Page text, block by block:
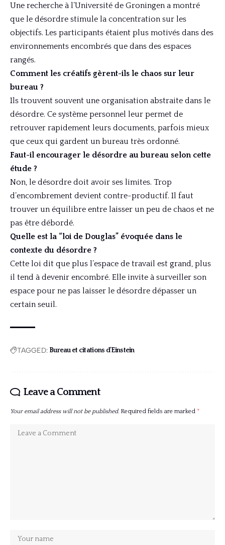
Une recherche à l’Université de Groningen a montré
que le désordre stimule la concentration sur les
objectifs. Les participants étaient plus motivés dans des
environnements encombrés que dans des espaces
rangés.
Comment les créatifs gèrent-ils le chaos sur leur
bureau ?
Ils trouvent souvent une organisation abstraite dans le
désordre. Ce système personnel leur permet de
retrouver rapidement leurs documents, parfois mieux
que ceux qui gardent un bureau très ordonné.
Faut-il encourager le désordre au bureau selon cette
étude ?
Non, le désordre doit avoir ses limites. Trop
d’encombrement devient contre-productif. Il faut
trouver un équilibre entre laisser un peu de chaos et ne
pas être débordé.
Quelle est la “loi de Douglas” évoquée dans le
contexte du désordre ?
Cette loi dit que plus l’espace de travail est grand, plus
il tend à devenir encombré. Elle invite à surveiller son
espace pour ne pas laisser le désordre dépasser un
certain seuil.
TAGGED:Bureau et citations d'Einstein
Leave a Comment
Your email address will not be published. Required fields are marked *